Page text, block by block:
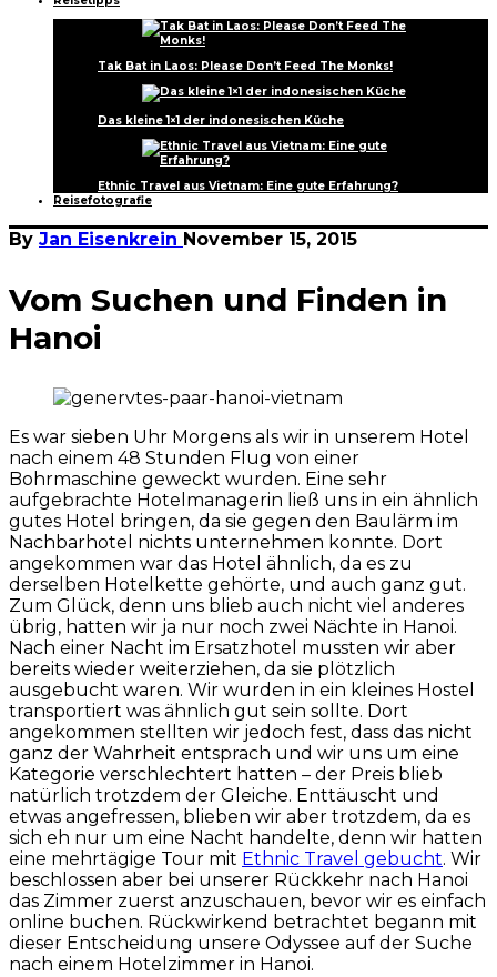
Tak Bat in Laos: Please Don’t Feed The Monks!
Das kleine 1×1 der indonesischen Küche
Ethnic Travel aus Vietnam: Eine gute Erfahrung?
Reisefotografie
By Jan Eisenkrein November 15, 2015
Vom Suchen und Finden in
Hanoi
Es war sieben Uhr Morgens als wir in unserem Hotel
nach einem 48 Stunden Flug von einer
Bohrmaschine geweckt wurden. Eine sehr
aufgebrachte Hotelmanagerin ließ uns in ein ähnlich
gutes Hotel bringen, da sie gegen den Baulärm im
Nachbarhotel nichts unternehmen konnte. Dort
angekommen war das Hotel ähnlich, da es zu
derselben Hotelkette gehörte, und auch ganz gut.
Zum Glück, denn uns blieb auch nicht viel anderes
übrig, hatten wir ja nur noch zwei Nächte in Hanoi.
Nach einer Nacht im Ersatzhotel mussten wir aber
bereits wieder weiterziehen, da sie plötzlich
ausgebucht waren. Wir wurden in ein kleines Hostel
transportiert was ähnlich gut sein sollte. Dort
angekommen stellten wir jedoch fest, dass das nicht
ganz der Wahrheit entsprach und wir uns um eine
Kategorie verschlechtert hatten – der Preis blieb
natürlich trotzdem der Gleiche. Enttäuscht und
etwas angefressen, blieben wir aber trotzdem, da es
sich eh nur um eine Nacht handelte, denn wir hatten
eine mehrtägige Tour mit Ethnic Travel gebucht. Wir
beschlossen aber bei unserer Rückkehr nach Hanoi
das Zimmer zuerst anzuschauen, bevor wir es einfach
online buchen. Rückwirkend betrachtet begann mit
dieser Entscheidung unsere Odyssee auf der Suche
nach einem Hotelzimmer in Hanoi.